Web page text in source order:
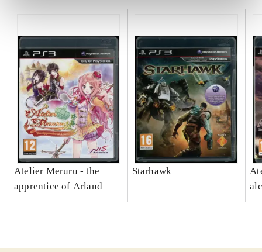
Atelier Meruru - the
apprentice of Arland
Starhawk